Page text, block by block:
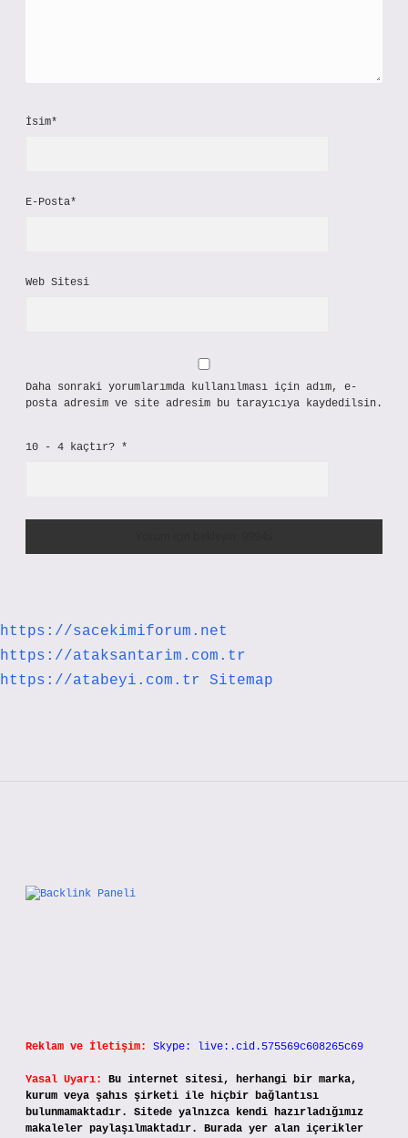
İsim*
E-Posta*
Web Sitesi
Daha sonraki yorumlarımda kullanılması için adım, e-
posta adresim ve site adresim bu tarayıcıya kaydedilsin.
10 - 4 kaçtır? *
https://sacekimiforum.net
https://ataksantarim.com.tr
https://atabeyi.com.tr
Sitemap
Reklam ve İletişim: Skype: live:.cid.575569c608265c69
Yasal Uyarı:
Bu internet sitesi, herhangi bir marka,
kurum veya şahıs şirketi ile hiçbir bağlantısı
bulunmamaktadır. Sitede yalnızca kendi hazırladığımız
makaleler paylaşılmaktadır. Burada yer alan içerikler